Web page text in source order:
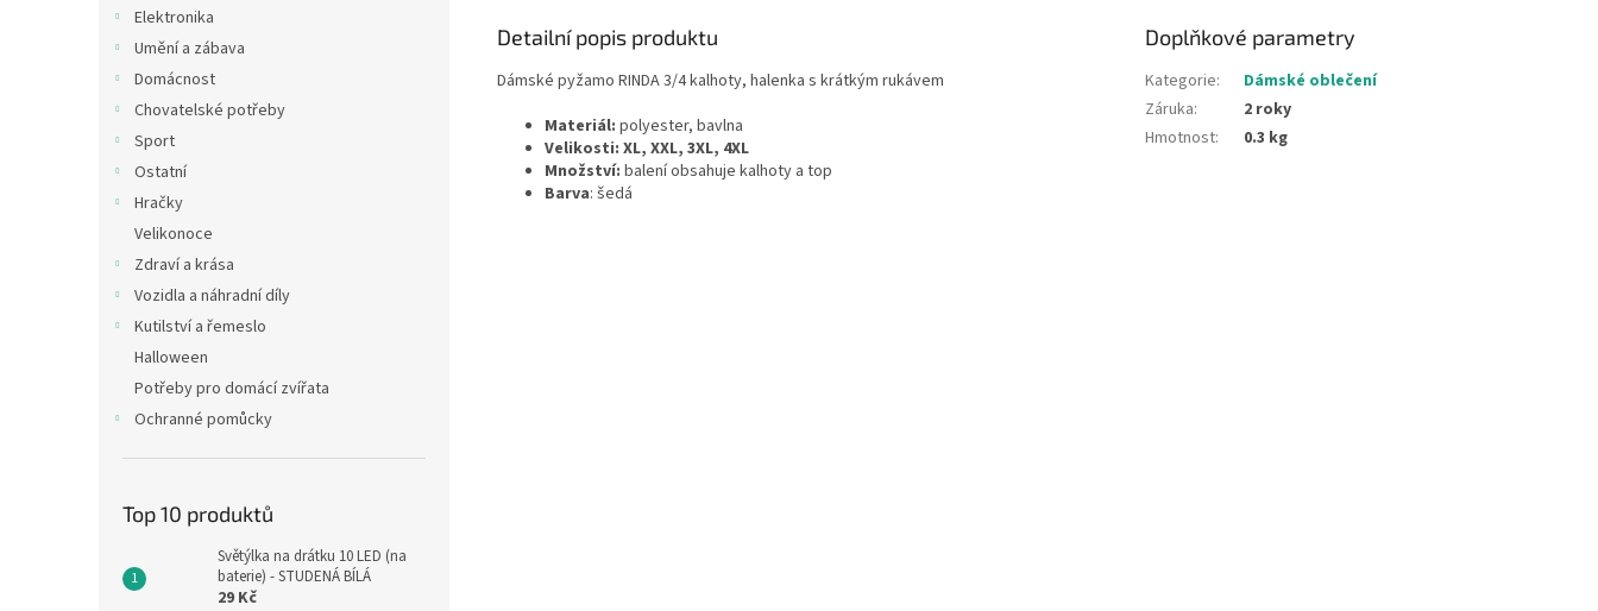
Elektronika
Umění a zábava
Domácnost
Chovatelské potřeby
Sport
Ostatní
Hračky
Velikonoce
Zdraví a krása
Vozidla a náhradní díly
Kutilství a řemeslo
Halloween
Potřeby pro domácí zvířata
Ochranné pomůcky
Top 10 produktů
Světýlka na drátku 10 LED (na
baterie) - STUDENÁ BÍLÁ
29 Kč
Detailní popis produktu
Dámské pyžamo RINDA 3/4 kalhoty, halenka s krátkým rukávem
Materiál: polyester, bavlna
Velikosti: XL, XXL, 3XL, 4XL
Množství: balení obsahuje kalhoty a top
Barva: šedá
Doplňkové parametry
Kategorie:
Dámské oblečení
Záruka:
2 roky
Hmotnost: 0.3 kg